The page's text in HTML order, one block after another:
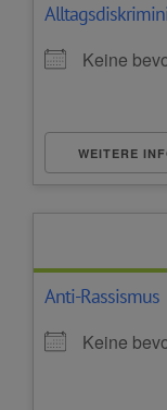
Keine
WEITERE
Anti-Rassismus
Keine